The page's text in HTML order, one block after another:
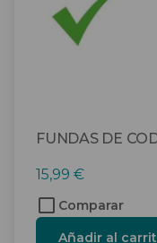
FUNDAS DE
15,99 €
Comparar
Añadir al